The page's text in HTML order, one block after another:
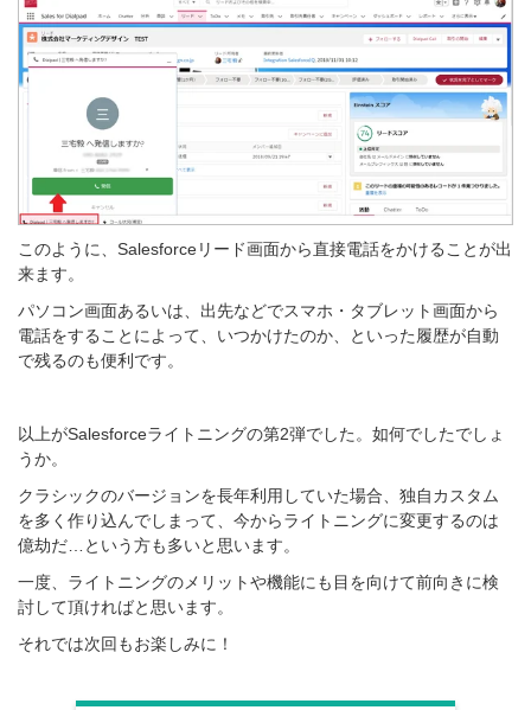
このように、Salesforceリード画面から直接電話をかけることが出
来ます。
パソコン画面あるいは、出先などでスマホ・タブレット画面から
電話をすることによって、いつかけたのか、といった履歴が自動
で残るのも便利です。
以上がSalesforceライトニングの第2弾でした。如何でしたでしょ
うか。
クラシックのバージョンを長年利用していた場合、独自カスタム
を多く作り込んでしまって、 今からライトニングに変更するのは
億劫だ…という方も多いと思います。
一度、ライトニングのメリットや機能にも目を向けて前向きに検
討して頂ければと思います。
それでは次回もお楽しみに！